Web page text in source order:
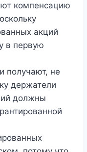
компенсацию
акций
в первую
получают, не
держатели
должны